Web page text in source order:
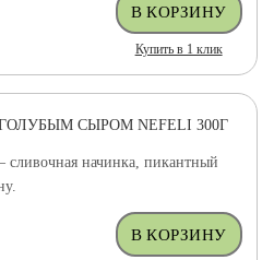
Купить в 1 клик
СЫРОМ NEFELI 300Г
начинка, пикантный